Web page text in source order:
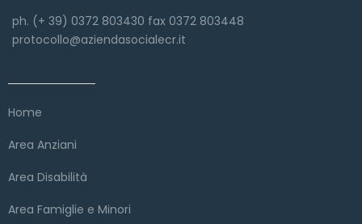
ph. (+ 39) 0372 803430 fax 0372 803448
protocollo@aziendasocialecr.it
Home
Area Anziani
Area Disabilità
Area Famiglie e Minori